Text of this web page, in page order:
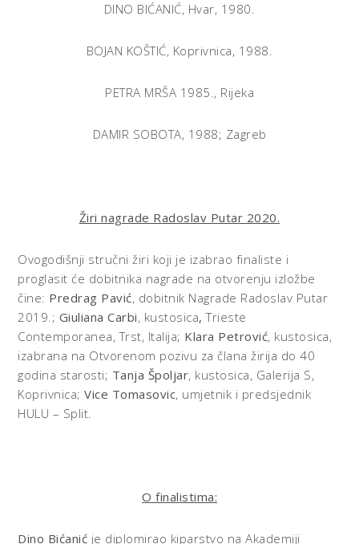
DINO BIĆANIĆ, Hvar, 1980.
BOJAN KOŠTIĆ, Koprivnica, 1988.
PETRA MRŠA 1985., Rijeka
DAMIR SOBOTA, 1988; Zagreb
Žiri nagrade Radoslav Putar 2020.
Ovogodišnji stručni žiri koji je izabrao finaliste i
proglasit će dobitnika nagrade na otvorenju izložbe
čine: Predrag Pavić, dobitnik Nagrade Radoslav Putar
2019.; Giuliana Carbi, kustosica,Trieste
Contemporanea, Trst, Italija; Klara Petrović, kustosica,
izabrana na Otvorenom pozivu za člana žirija do 40
godina starosti; Tanja Špoljar, kustosica, Galerija S,
Koprivnica;Vice Tomasovic, umjetnik i predsjednik
HULU – Split.
O finalistima:
Dino Bićanić je diplomirao kiparstvo na Akademiji